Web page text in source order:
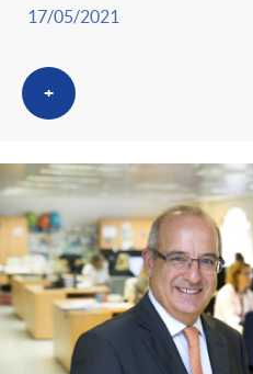
a
l
a
d
e
c
a
t
e
d
o
A
n
a
d
o
r
d
17/05/2021
+